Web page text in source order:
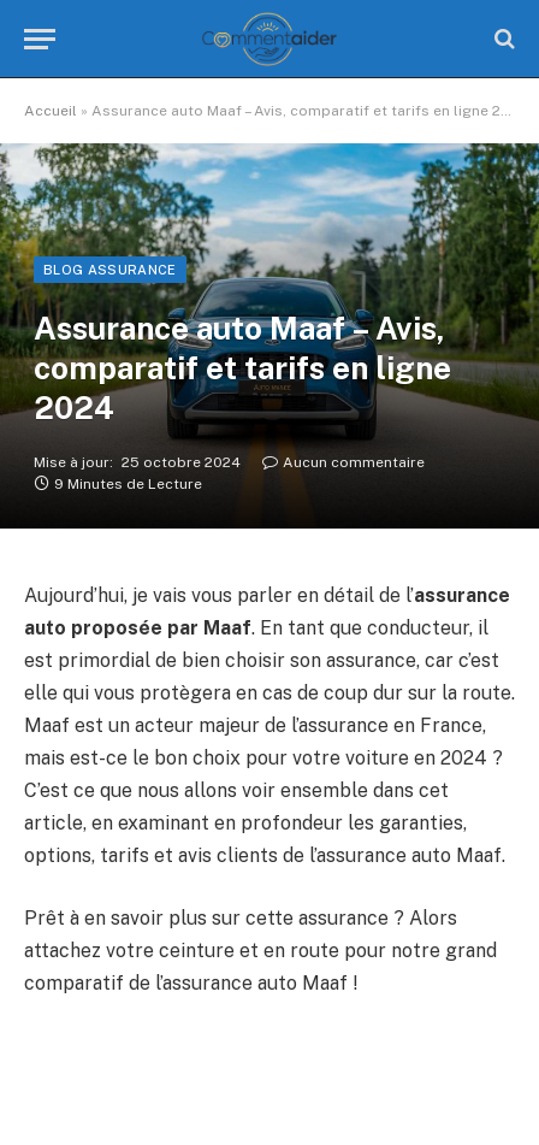
Accueil » Assurance auto Maaf – Avis, comparatif et tarifs en ligne 2024
BLOG ASSURANCE
Assurance auto Maaf – Avis,
comparatif et tarifs en ligne
2024
Mise à jour: 25 octobre 2024
Aucun commentaire
9 Minutes de Lecture
Aujourd’hui, je vais vous parler en détail de l’assurance
auto proposée par Maaf. En tant que conducteur, il
est primordial de bien choisir son assurance, car c’est
elle qui vous protègera en cas de coup dur sur la route.
Maaf est un acteur majeur de l’assurance en France,
mais est-ce le bon choix pour votre voiture en 2024 ?
C’est ce que nous allons voir ensemble dans cet
article, en examinant en profondeur les garanties,
options, tarifs et avis clients de l’assurance auto Maaf.
Prêt à en savoir plus sur cette assurance ? Alors
attachez votre ceinture et en route pour notre grand
comparatif de l’assurance auto Maaf !